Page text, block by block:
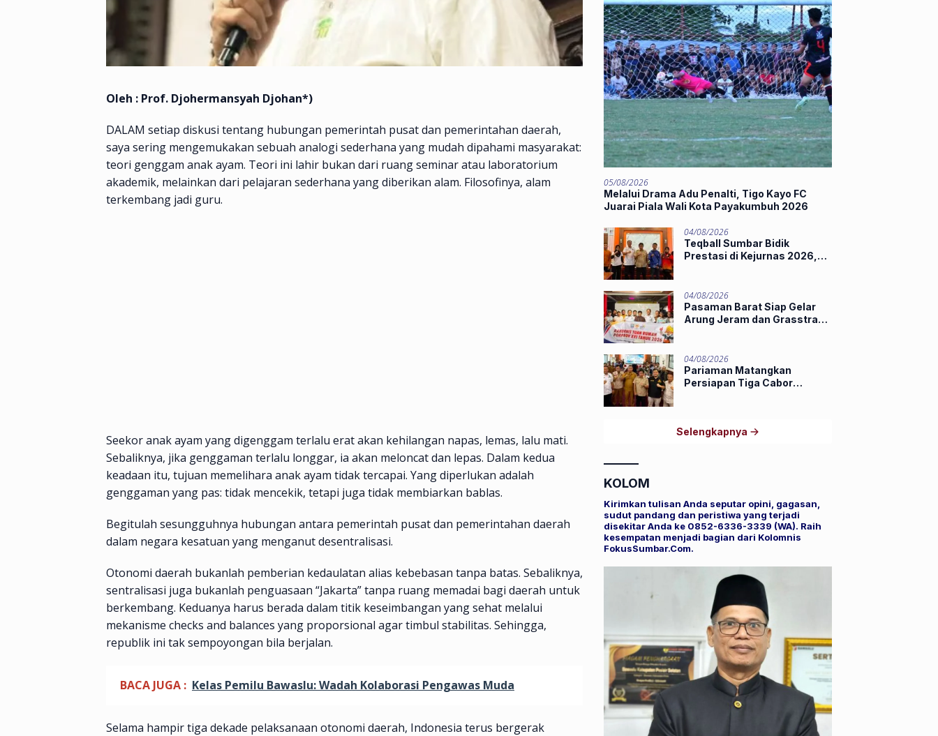
Oleh : Prof. Djohermansyah Djohan*)
DALAM setiap diskusi tentang hubungan pemerintah pusat dan pemerintahan daerah,
saya sering mengemukakan sebuah analogi sederhana yang mudah dipahami masyarakat:
teori genggam anak ayam. Teori ini lahir bukan dari ruang seminar atau laboratorium
akademik, melainkan dari pelajaran sederhana yang diberikan alam. Filosofinya, alam
terkembang jadi guru.
Seekor anak ayam yang digenggam terlalu erat akan kehilangan napas, lemas, lalu mati.
Sebaliknya, jika genggaman terlalu longgar, ia akan meloncat dan lepas. Dalam kedua
keadaan itu, tujuan memelihara anak ayam tidak tercapai. Yang diperlukan adalah
genggaman yang pas: tidak mencekik, tetapi juga tidak membiarkan bablas.
Begitulah sesungguhnya hubungan antara pemerintah pusat dan pemerintahan daerah
dalam negara kesatuan yang menganut desentralisasi.
Otonomi daerah bukanlah pemberian kedaulatan alias kebebasan tanpa batas. Sebaliknya,
sentralisasi juga bukanlah penguasaan “Jakarta” tanpa ruang memadai bagi daerah untuk
berkembang. Keduanya harus berada dalam titik keseimbangan yang sehat melalui
mekanisme checks and balances yang proporsional agar timbul stabilitas. Sehingga,
republik ini tak sempoyongan bila berjalan.
BACA JUGA : Kelas Pemilu Bawaslu: Wadah Kolaborasi Pengawas Muda
Selama hampir tiga dekade pelaksanaan otonomi daerah, Indonesia terus bergerak
05/08/2026
Melalui Drama Adu Penalti, Tigo Kayo FC
Juarai Piala Wali Kota Payakumbuh 2026
04/08/2026
Teqball Sumbar Bidik
Prestasi di Kejurnas 2026,
04/08/2026
Pasaman Barat Siap Gelar
Arung Jeram dan Grasstrack
04/08/2026
Pariaman Matangkan
Persiapan Tiga Cabor
Selengkapnya
KOLOM
Kirimkan tulisan Anda seputar opini, gagasan,
sudut pandang dan peristiwa yang terjadi
disekitar Anda ke 0852-6336-3339 (WA). Raih
kesempatan menjadi bagian dari Kolomnis
FokusSumbar.Com.